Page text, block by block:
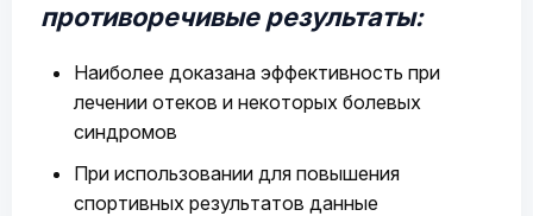
противоречивые результаты:
Наиболее доказана эффективность при
лечении отеков и некоторых болевых
синдромов
При использовании для повышения
спортивных результатов данные